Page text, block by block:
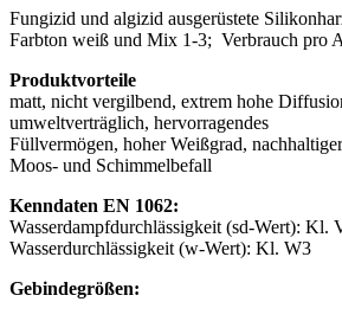
Fungizid und algizid ausgerüstete
Farbton weiß und Mix 1-3; Verbrauch pro
Produktvorteile
matt, nicht vergilbend, extrem hohe
umweltverträglich, hervorragendes
Füllvermögen, hoher Weißgrad,
Moos- und Schimmelbefall
Kenndaten EN 1062:
Wasserdampfdurchlässigkeit (sd-Wert): Kl.
Wasserdurchlässigkeit (w-Wert): Kl. W3
Gebindegrößen: